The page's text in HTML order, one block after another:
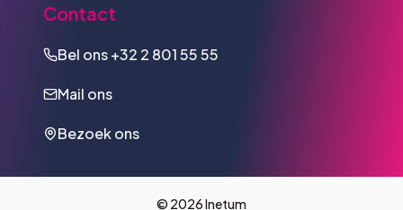
Contact
Bel ons+32 2 801 55 55
Mail ons
Bezoek ons
© 2026 Inetum